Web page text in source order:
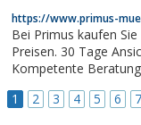
https://www.primus-
Bei Primus kaufen
Preisen. 30 Tage
Kompetente
1
2 3 4 5 6 7